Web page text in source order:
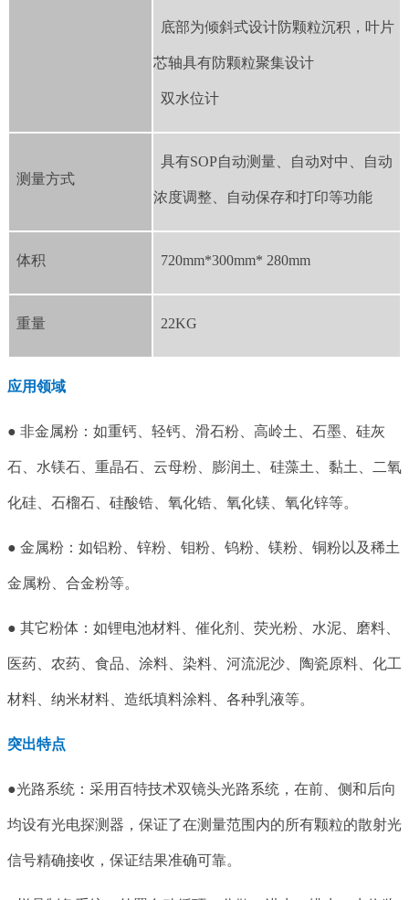
底部为倾斜式设计防颗粒沉积，叶片
芯轴具有防颗粒聚集设计
双水位计
测量方式
具有SOP自动测量、自动对中、自动
浓度调整、自动保存和打印等功能
体积 720mm*300mm* 280mm
重量 22KG
应用领域
● 非金属粉：如重钙、轻钙、滑石粉、高岭土、石墨、硅灰
石、水镁石、重晶石、云母粉、膨润土、硅藻土、黏土、二氧
化硅、石榴石、硅酸锆、氧化锆、氧化镁、氧化锌等。
● 金属粉：如铝粉、锌粉、钼粉、钨粉、镁粉、铜粉以及稀土
金属粉、合金粉等。
● 其它粉体：如锂电池材料、催化剂、荧光粉、水泥、磨料、
医药、农药、食品、涂料、染料、河流泥沙、陶瓷原料、化工
材料、纳米材料、造纸填料涂料、各种乳液等。
突出特点
●光路系统：采用百特技术双镜头光路系统，在前、侧和后向
均设有光电探测器，保证了在测量范围内的所有颗粒的散射光
信号精确接收，保证结果准确可靠。